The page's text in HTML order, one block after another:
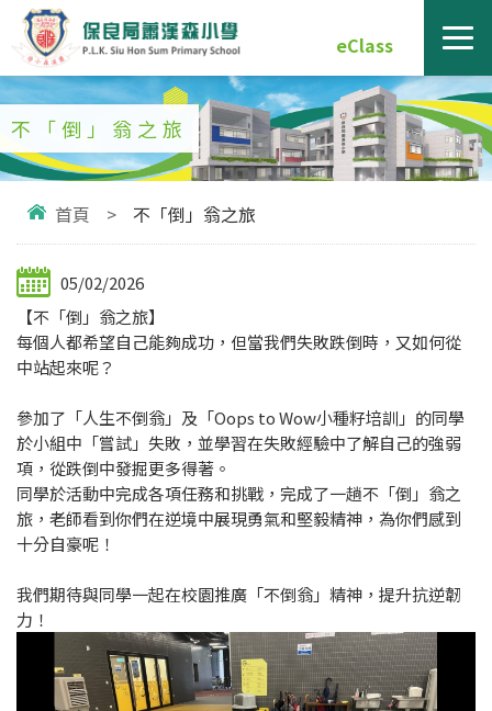
eClass
不「倒」翁之旅
首頁 > 不「倒」翁之旅
05/02/2026
【不「倒」翁之旅】
每個人都希望自己能夠成功，但當我們失敗跌倒時，又如何從
中站起來呢？
參加了「人生不倒翁」及「Oops to Wow小種籽培訓」的同學
於小組中「嘗試」失敗，並學習在失敗經驗中了解自己的強弱
項，從跌倒中發掘更多得著。
同學於活動中完成各項任務和挑戰，完成了一趟不「倒」翁之
旅，老師看到你們在逆境中展現勇氣和堅毅精神，為你們感到
十分自豪呢！
我們期待與同學一起在校園推廣「不倒翁」精神，提升抗逆韌
力！